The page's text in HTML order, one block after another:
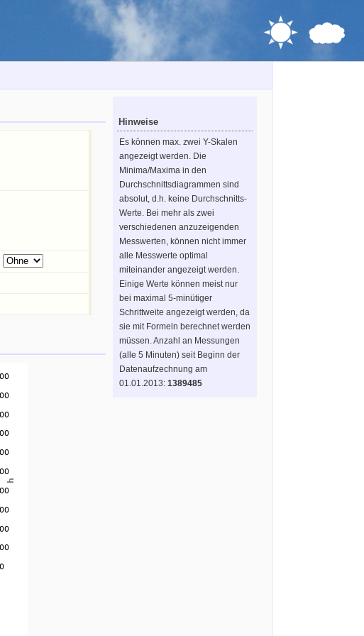
Hinweise
Es können max. zwei Y-Skalen
angezeigt werden. Die
Minima/Maxima in den
Durchschnittsdiagrammen sind
absolut, d.h. keine Durchschnitts-
Werte. Bei mehr als zwei
verschiedenen anzuzeigenden
Messwerten, können nicht immer
alle Messwerte optimal
miteinander angezeigt werden.
Einige Werte können meist nur
bei maximal 5-minütiger
Schrittweite angezeigt werden, da
sie mit Formeln berechnet werden
müssen. Anzahl an Messungen
(alle 5 Minuten) seit Beginn der
Datenaufzechnung am
01.01.2013: 1389485